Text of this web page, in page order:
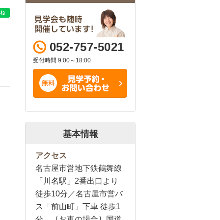
052-757-5021
受付時間 9:00～18:00
基本情報
アクセス
名古屋市営地下鉄鶴舞線
「川名駅」2番出口より
徒歩10分／名古屋市営バ
ス「前山町」下車 徒歩1